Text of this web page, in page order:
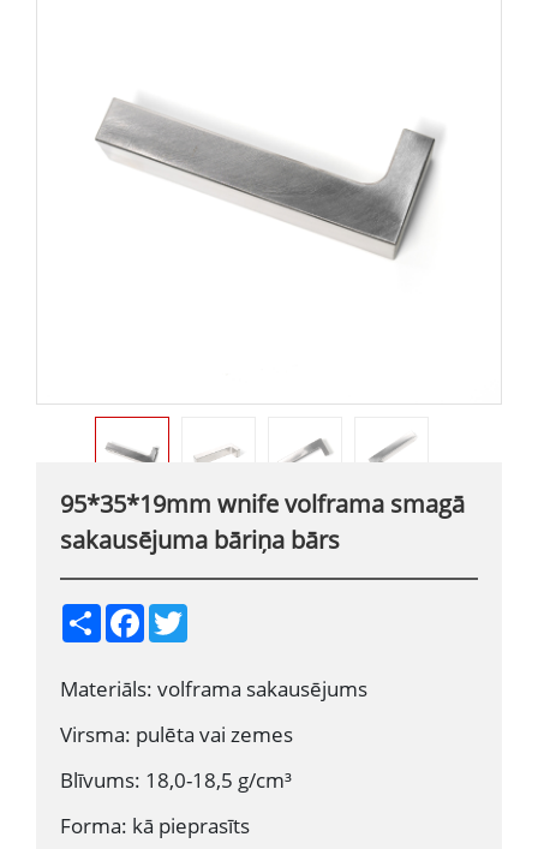
95*35*19mm wnife volframa smagā
sakausējuma bāriņa bārs
S
h
e
F
b
o
k
T
t
r
Materiāls: volframa sakausējums
Virsma: pulēta vai zemes
Blīvums: 18,0-18,5 g/cm³
Forma: kā pieprasīts